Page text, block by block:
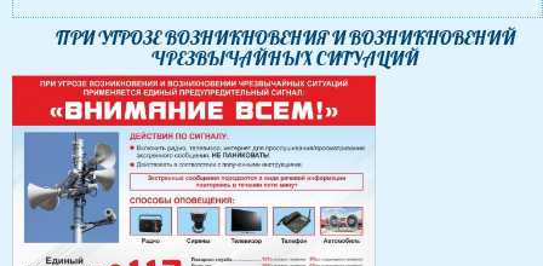
ПРИ УГРОЗЕ ВОЗНИКНОВЕНИЯ И ВОЗНИКНОВЕНИЙ
ЧРЕЗВЫЧАЙНЫХ СИТУАЦИЙ